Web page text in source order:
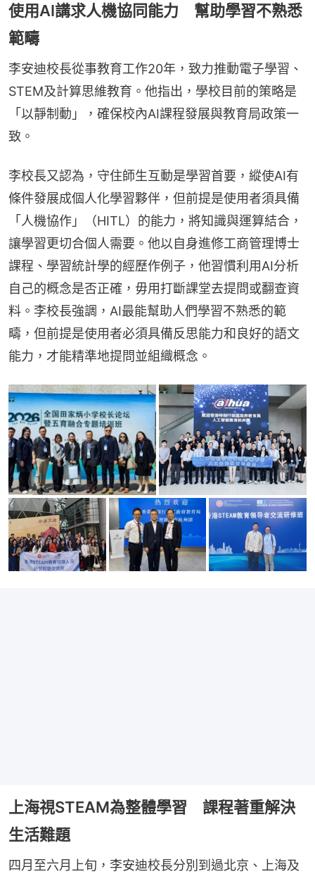
使用AI講求人機協同能力 幫助學習不熟悉
範疇
李安迪校長從事教育工作20年，致力推動電子學習、
STEM及計算思維教育。他指出，學校目前的策略是
「以靜制動」，確保校內AI課程發展與教育局政策一
致。
李校長又認為，守住師生互動是學習首要，縱使AI有
條件發展成個人化學習夥伴，但前提是使用者須具備
「人機協作」（HITL）的能力，將知識與運算結合，
讓學習更切合個人需要。他以自身進修工商管理博士
課程、學習統計學的經歷作例子，他習慣利用AI分析
自己的概念是否正確，毋用打斷課堂去提問或翻查資
料。李校長強調，AI最能幫助人們學習不熟悉的範
疇，但前提是使用者必須具備反思能力和良好的語文
能力，才能精準地提問並組織概念。
上海視STEAM為整體學習 課程著重解決
生活難題
四月至六月上旬，李安迪校長分別到過北京、上海及